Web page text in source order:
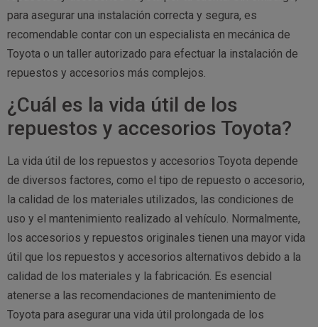
para asegurar una instalación correcta y segura, es
recomendable contar con un especialista en mecánica de
Toyota o un taller autorizado para efectuar la instalación de
repuestos y accesorios más complejos.
¿Cuál es la vida útil de los
repuestos y accesorios Toyota?
La vida útil de los repuestos y accesorios Toyota depende
de diversos factores, como el tipo de repuesto o accesorio,
la calidad de los materiales utilizados, las condiciones de
uso y el mantenimiento realizado al vehículo. Normalmente,
los accesorios y repuestos originales tienen una mayor vida
útil que los repuestos y accesorios alternativos debido a la
calidad de los materiales y la fabricación. Es esencial
atenerse a las recomendaciones de mantenimiento de
Toyota para asegurar una vida útil prolongada de los